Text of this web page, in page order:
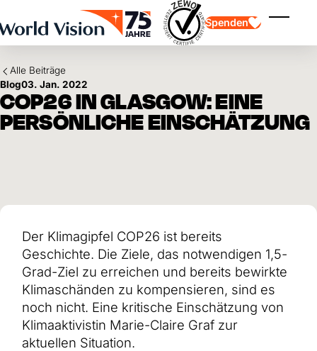
Spenden
Patenschaft für Kinder in Not
Testament und Legat
Philanthropie
Unternehmenskooperationen
Erdbeben Venezuela
Hilfe für Ukraine
Hilfe für Sudan
Hilfe für Afghanistan
Alle Nothilfe-Projekte
Einsatzgebiete
Wirkung und Erfolge
Mittelverwendung
Jahresbericht und Finanzen
Afrika
Asien
Lateinamerika
Naher Osten und Europa
Alle Beiträge
Blog03. Jan. 2022
COP26 IN GLASGOW: EINE
PERSÖNLICHE EINSCHÄTZUNG
Der Klimagipfel COP26 ist bereits
Geschichte. Die Ziele, das notwendigen 1,5-
Grad-Ziel zu erreichen und bereits bewirkte
Klimaschänden zu kompensieren, sind es
noch nicht. Eine kritische Einschätzung von
Klimaaktivistin Marie-Claire Graf zur
aktuellen Situation.